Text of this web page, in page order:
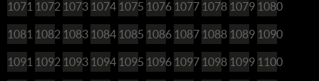
1071 1072 1073 1074 1075 1076 1077 1078 1079 1080
1081 1082 1083 1084 1085 1086 1087 1088 1089 1090
1091 1092 1093 1094 1095 1096 1097 1098 1099 1100